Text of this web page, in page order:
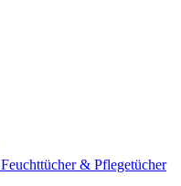
Feuchttücher & Pflegetücher